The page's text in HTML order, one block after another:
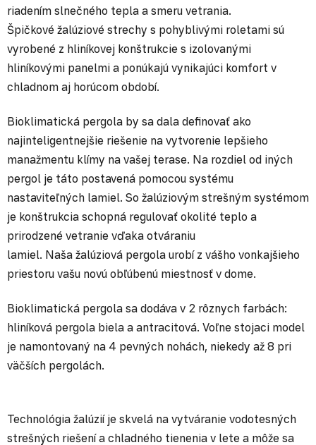
riadením slnečného tepla a smeru vetrania.
Špičkové žalúziové strechy s pohyblivými roletami sú
vyrobené z hliníkovej konštrukcie s izolovanými
hliníkovými panelmi a ponúkajú vynikajúci komfort v
chladnom aj horúcom období.
Bioklimatická pergola by sa dala definovať ako
najinteligentnejšie riešenie na vytvorenie lepšieho
manažmentu klímy na vašej terase. Na rozdiel od iných
pergol je táto postavená pomocou systému
nastaviteľných lamiel. So žalúziovým strešným systémom
je konštrukcia schopná regulovať okolité teplo a
prirodzené vetranie vďaka otváraniu
lamiel. Naša žalúziová pergola urobí z vášho vonkajšieho
priestoru vašu novú obľúbenú miestnosť v dome.
Bioklimatická pergola sa dodáva v 2 rôznych farbách:
hliníková pergola biela a antracitová. Voľne stojaci model
je namontovaný na 4 pevných nohách, niekedy až 8 pri
väčších pergolách.
Technológia žalúzií je skvelá na vytváranie vodotesných
strešných riešení a chladného tienenia v lete a môže sa